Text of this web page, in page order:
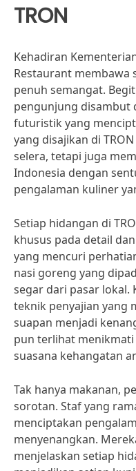
TRON
Kehadiran
Restaurant membawa
penuh semangat.
pengunjung disambut
futuristik yang
yang disajikan di
selera, tetapi juga
Indonesia dengan
pengalaman kuliner
Setiap hidangan di
khusus pada detail
yang mencuri
nasi goreng yang
segar dari pasar lokal.
teknik penyajian yang
suapan menjadi
pun terlihat
suasana kehangatan
Tak hanya makanan,
sorotan. Staf yang
menciptakan
menyenangkan.
menjelaskan setiap